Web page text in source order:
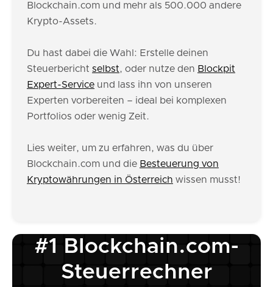
Blockchain.com und mehr als 500.000 andere
Krypto-Assets.
Du hast dabei die Wahl: Erstelle deinen
Steuerbericht selbst, oder nutze den Blockpit
Expert-Service und lass ihn von unseren
Experten vorbereiten – ideal bei komplexen
Portfolios oder wenig Zeit.
Lies weiter, um zu erfahren, was du über
Blockchain.com und die Besteuerung von
Kryptowährungen in Österreich wissen musst!
#1 Blockchain.com-
Steuerrechner